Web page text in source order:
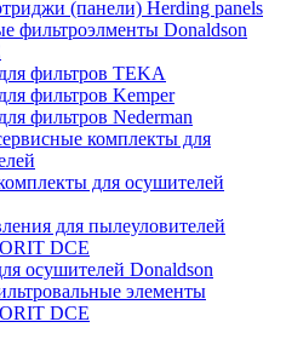
(панели) Herding panels
фильтроэлменты Donaldson
фильтров TEKA
фильтров Kemper
фильтров Nederman
комплекты для
для осушителей
для пылеуловителей
DCE
осушителей Donaldson
элементы
DCE